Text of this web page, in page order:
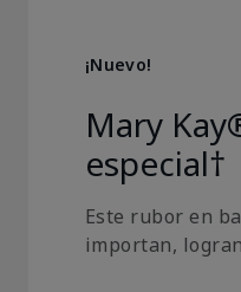
¡Nuevo!
Mary
especial†
Este rubor en
importan,